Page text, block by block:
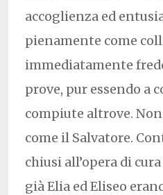
accoglienza ed
pienamente come
immediatamente
prove, pur essendo a
compiute altrove.
come il Salvatore.
chiusi all’opera di
già Elia ed Eliseo